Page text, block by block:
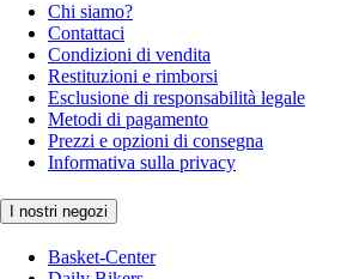
Chi siamo?
Contattaci
Condizioni di vendita
Restituzioni e rimborsi
Esclusione di responsabilità legale
Metodi di pagamento
Prezzi e opzioni di consegna
Informativa sulla privacy
I nostri negozi
Basket-Center